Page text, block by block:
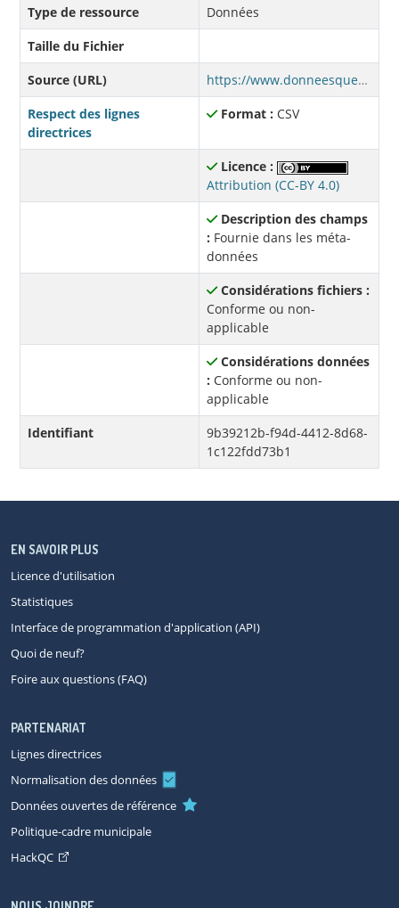
Type de ressource
Données
Taille du Fichier
Source (URL)
https://www.donneesquebec.ca/recherche/dataset/cab8ee40-9b99-40e7-865c-044df4a9fb5c/resource/9b39212b-f94d-4412-8d68-1c122fdd73b1/download/oe-adultes-202308.csv
Respect des lignes
directrices
Format : CSV
Licence :
Attribution (CC-BY 4.0)
Description des champs
: Fournie dans les méta-
données
Considérations fichiers :
Conforme ou non-
applicable
Considérations données
: Conforme ou non-
applicable
Identifiant
9b39212b-f94d-4412-8d68-
1c122fdd73b1
EN SAVOIR PLUS
Licence d'utilisation
Statistiques
Interface de programmation d'application (API)
Quoi de neuf?
Foire aux questions (FAQ)
PARTENARIAT
Lignes directrices
Normalisation des données
Données ouvertes de référence
Politique-cadre municipale
HackQC